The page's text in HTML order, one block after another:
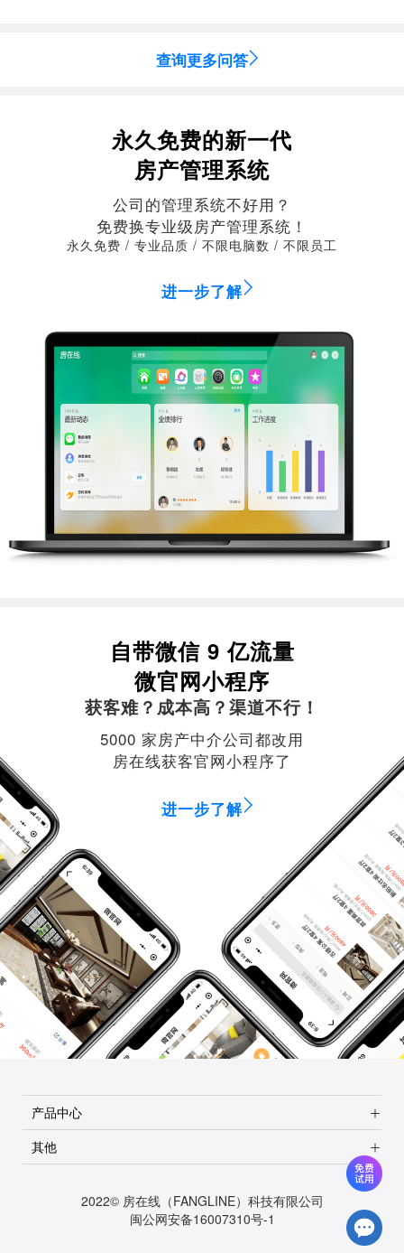
查询更多问答
永久免费的新一代
房产管理系统
公司的管理系统不好用？
免费换专业级房产管理系统！
永久免费 / 专业品质 / 不限电脑数 / 不限员工
进一步了解
自带微信 9 亿流量
微官网小程序
获客难？成本高？渠道不行！
5000 家房产中介公司都改用
房在线获客官网小程序了
进一步了解
产品中心
其他
2022© 房在线（FANGLINE）科技有限公司
闽公网安备16007310号-1